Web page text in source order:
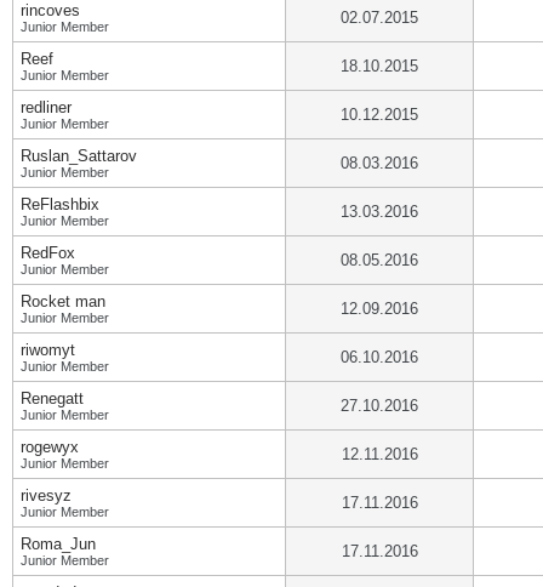
rincoves
Junior Member 02.07.2015
Reef
Junior Member 18.10.2015
redliner
Junior Member 10.12.2015
Ruslan_Sattarov
Junior Member 08.03.2016
ReFlashbix
Junior Member 13.03.2016
RedFox
Junior Member 08.05.2016
Rocket man
Junior Member 12.09.2016
riwomyt
Junior Member 06.10.2016
Renegatt
Junior Member 27.10.2016
rogewyx
Junior Member 12.11.2016
rivesyz
Junior Member 17.11.2016
Roma_Jun
Junior Member 17.11.2016